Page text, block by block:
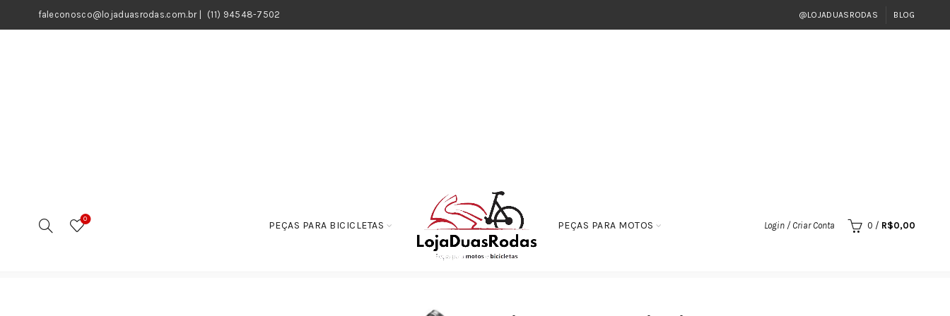
faleconosco@lojaduasrodas.com.br| (11) 94548-7502 @LOJADUASRODAS BLOG
0
PEÇAS PARA BICICLETAS PEÇAS PARA MOTOS Login / Criar Conta 0 / R$0,00
Tubo Interno Cilindro – XTZ 125 2003 A 2015 Com Bucha Guia